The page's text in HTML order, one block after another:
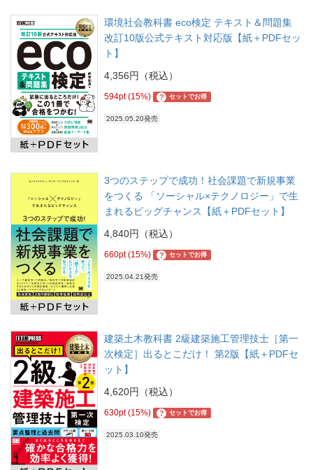
環境社会教科書 eco検定 テキスト＆問題集
改訂10版公式テキスト対応版【紙＋PDFセッ
ト】
4,356円（税込）
594pt (15%) ? セットでお得
2025.05.20発売
3つのステップで成功！社会課題で新規事業
をつくる 「ソーシャル×テクノロジー」で生
まれるビッグチャンス【紙＋PDFセット】
4,840円（税込）
660pt (15%) ? セットでお得
2025.04.21発売
建築土木教科書 2級建築施工管理技士［第一
次検定］出るとこだけ！ 第2版【紙＋PDFセ
ット】
4,620円（税込）
630pt (15%) ? セットでお得
2025.03.10発売